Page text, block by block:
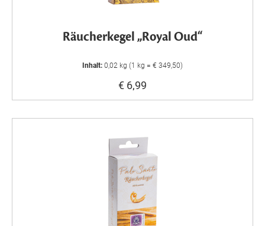
Räucherkegel „Royal Oud“
Inhalt: 0,02 kg (1 kg = € 349,50)
€ 6,99